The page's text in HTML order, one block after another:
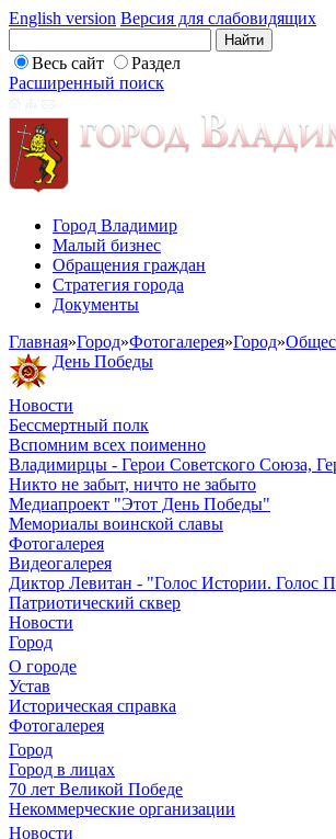
English version Версия для слабовидящих
Весь сайт
Раздел
Расширенный поиск
Город Владимир
Малый бизнес
Обращения граждан
Стратегия города
Документы
Главная»Город»Фотогалерея»Город»
День Победы
Новости
Бессмертный полк
Вспомним всех поименно
Владимирцы - Герои Советского Союза,
Никто не забыт, ничто не забыто
Медиапроект "Этот День Победы"
Мемориалы воинской славы
Фотогалерея
Видеогалерея
Диктор Левитан - "Голос Истории. Голос
Патриотический сквер
Новости
Город
О городе
Устав
Историческая справка
Фотогалерея
Город
Город в лицах
70 лет Великой Победе
Некоммерческие организации
Новости